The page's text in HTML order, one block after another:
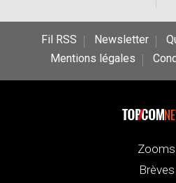
Fil RSS Newsletter
Mentions légales
Zooms
Brèves